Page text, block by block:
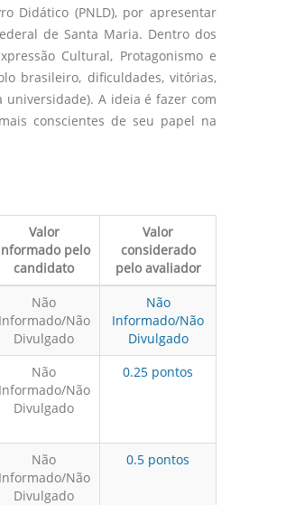
Didático (PNLD), por apresentar
de Santa Maria. Dentro dos
Cultural, Protagonismo e
brasileiro, dificuldades, vitórias,
A ideia é fazer com
conscientes de seu papel na
Valor
pelo
candidato
Valor
considerado
pelo avaliador
Não
Informado/Não
Divulgado
Não
Informado/Não
Divulgado
Não
Informado/Não
Divulgado
0.25 pontos
Não
Informado/Não
Divulgado
0.5 pontos